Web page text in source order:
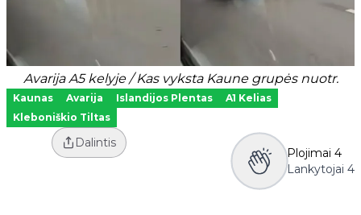
Avarija A5 kelyje / Kas vyksta Kaune grupės nuotr.
Kaunas Avarija Islandijos Plentas
A1 Kelias
Kleboniškio Tiltas
Dalintis
Plojimai 4
Lankytojai 4